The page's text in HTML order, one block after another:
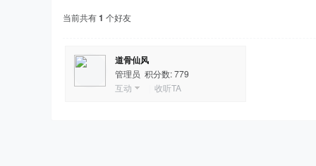
当前共有1 个好友
道骨仙风
管理员 积分数: 779
互动
收听TA